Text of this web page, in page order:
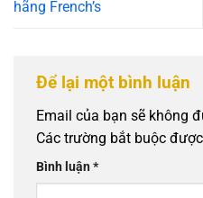
hãng French’s
Để lại một bình luận
Email của bạn sẽ không
Các trường bắt buộc
Bình luận*